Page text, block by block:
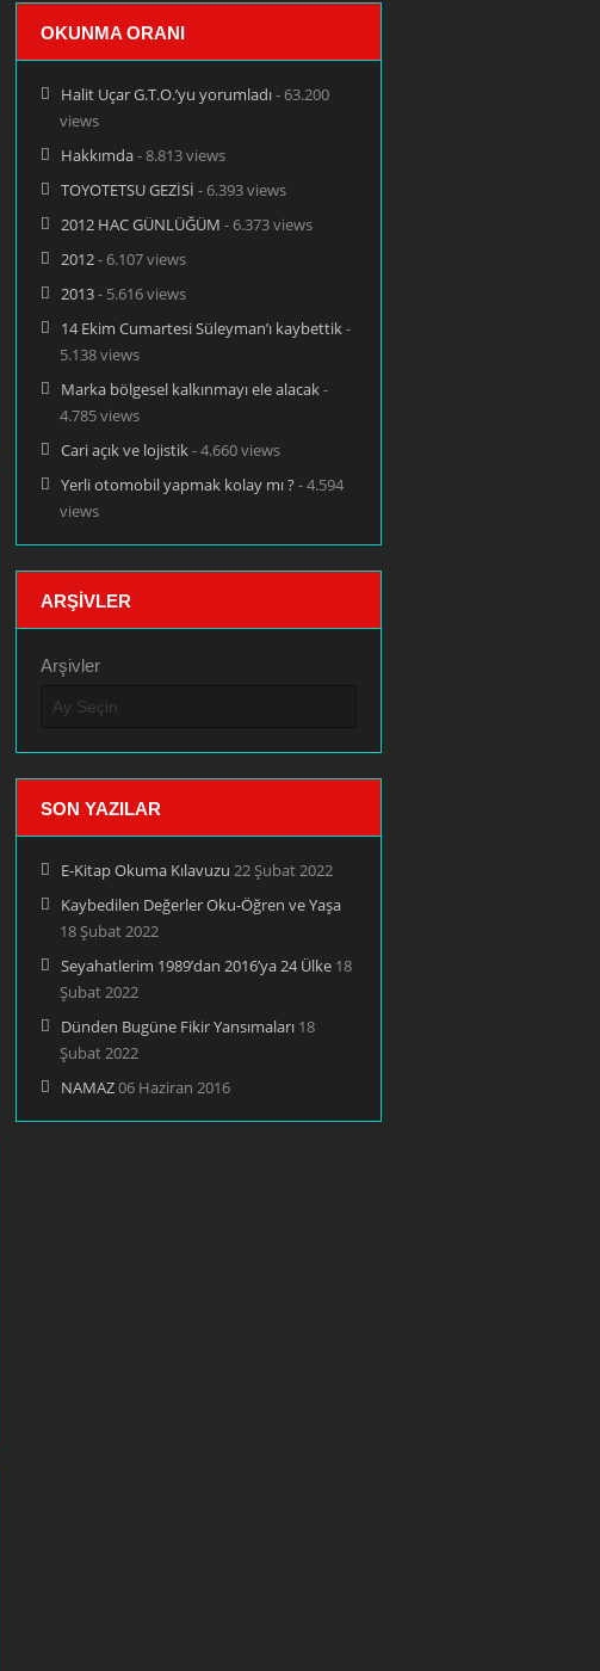
OKUNMA ORANI
Halit Uçar G.T.O.’yu yorumladı- 63.200
views
Hakkımda- 8.813 views
TOYOTETSU GEZİSİ - 6.393 views
2012 HAC GÜNLÜĞÜM - 6.373 views
2012- 6.107 views
2013- 5.616 views
14 Ekim Cumartesi Süleyman’ı kaybettik-
5.138 views
Marka bölgesel kalkınmayı ele alacak-
4.785 views
Cari açık ve lojistik- 4.660 views
Yerli otomobil yapmak kolay mı ? - 4.594
views
ARŞIVLER
Arşivler
SON YAZILAR
E-Kitap Okuma Kılavuzu 22 Şubat 2022
Kaybedilen Değerler Oku-Öğren ve Yaşa
18 Şubat 2022
Seyahatlerim 1989’dan 2016’ya 24 Ülke 18
Şubat 2022
Dünden Bugüne Fikir Yansımaları 18
Şubat 2022
NAMAZ06 Haziran 2016